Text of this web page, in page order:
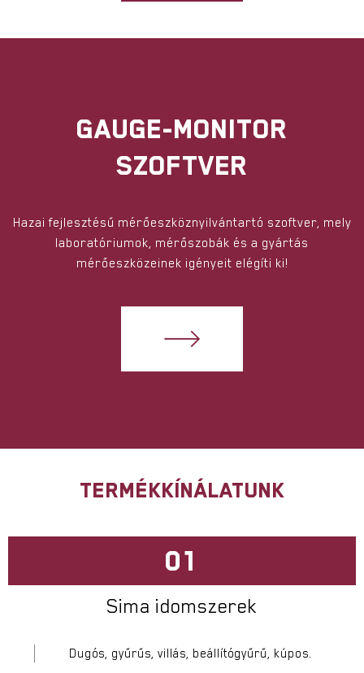
GAUGE-MONITOR
SZOFTVER
Hazai fejlesztésű mérőeszköznyilvántartó szoftver, mely
laboratóriumok, mérőszobák és a gyártás
mérőeszközeinek igényeit elégíti ki!
TERMÉKKÍNÁLATUNK
01
Sima idomszerek
Dugós, gyűrűs, villás, beállítógyűrű, kúpos.